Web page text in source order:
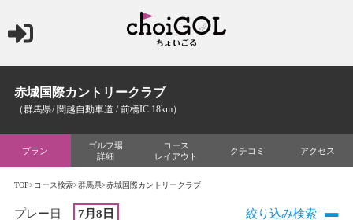
赤城国際カントリークラブ
（群馬県/ 関越自動車道 / 前橋IC 18km）
プラン
ゴルフ場
詳細
コース
レイアウト
クチコミ アクセス
TOP>コース検索>群馬県>赤城国際カントリークラブ
プレー日 7月8日 絞り込み検索